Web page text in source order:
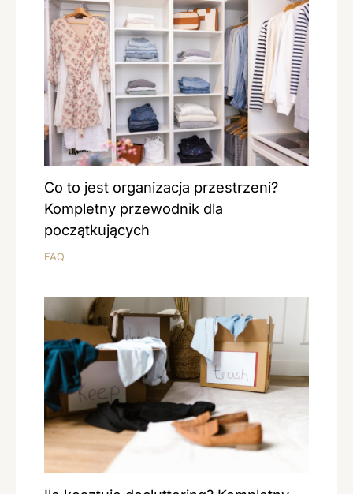
Co to jest organizacja przestrzeni?
Kompletny przewodnik dla
początkujących
FAQ